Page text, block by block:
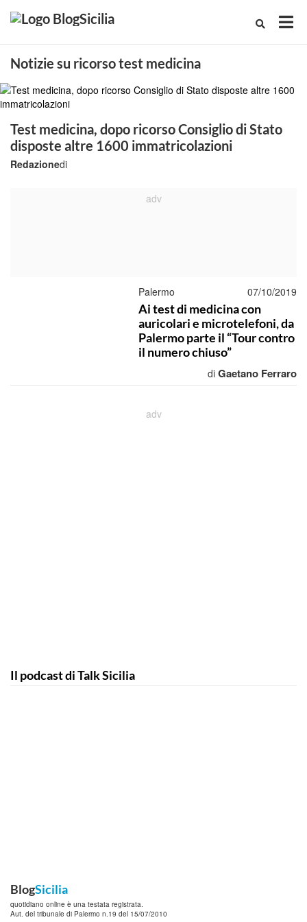
Notizie su ricorso test medicina
Test medicina, dopo ricorso Consiglio di Stato
disposte altre 1600 immatricolazioni
di
Redazione
Palermo 07/10/2019
Ai test di medicina con
auricolari e microtelefoni, da
Palermo parte il “Tour contro
il numero chiuso”
di Gaetano Ferraro
Il podcast di Talk Sicilia
BlogSicilia
quotidiano online è una testata registrata.
Aut. del tribunale di Palermo n.19 del 15/07/2010